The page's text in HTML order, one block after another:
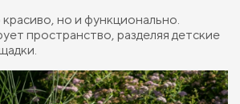
но и функционально.
пространство, разделяя детские